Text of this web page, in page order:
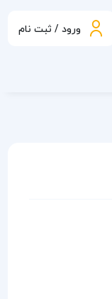
ورود / ثبت نام